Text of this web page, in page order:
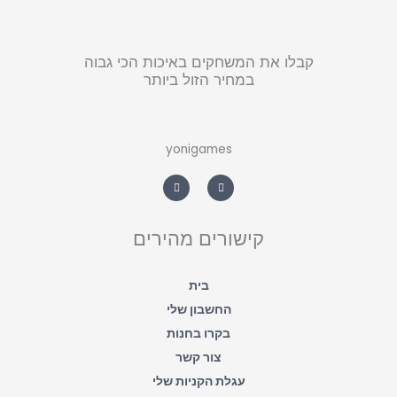
קבלו את המשחקים באיכות הכי גבוה
במחיר הזול ביותר
yonigames
a
c
e
o
h
a
t
p
p
קישורים מהירים
בית
החשבון שלי
בקרו בחנות
צור קשר
עגלת הקניות שלי